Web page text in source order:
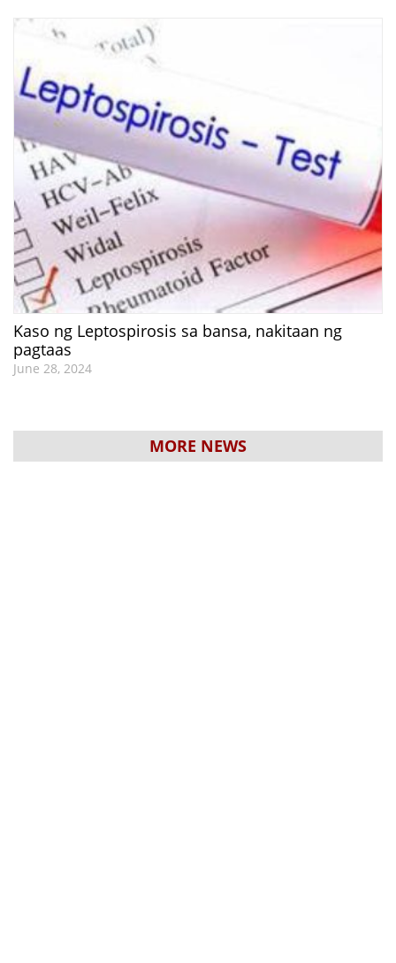
Kaso ng Leptospirosis sa bansa, nakitaan ng
pagtaas
June 28, 2024
MORE NEWS